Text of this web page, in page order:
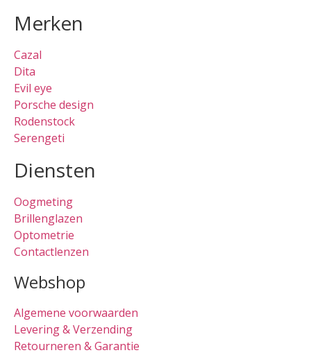
Merken
Cazal
Dita
Evil eye
Porsche design
Rodenstock
Serengeti
Diensten
Oogmeting
Brillenglazen
Optometrie
Contactlenzen
Webshop
Algemene voorwaarden
Levering & Verzending
Retourneren & Garantie